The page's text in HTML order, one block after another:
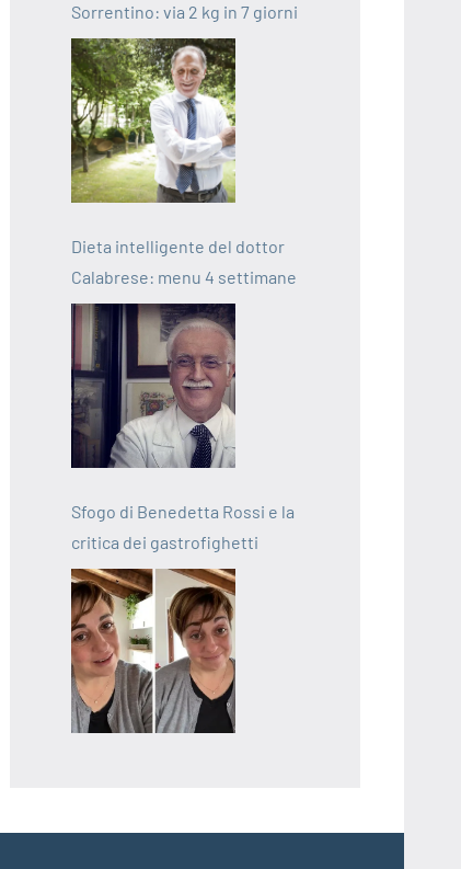
Sorrentino: via 2 kg in 7 giorni
Dieta intelligente del dottor
Calabrese: menu 4 settimane
Sfogo di Benedetta Rossi e la
critica dei gastrofighetti